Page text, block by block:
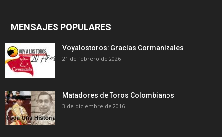
MENSAJES POPULARES
Voyalostoros: Gracias Cormanizales
21 de febrero de 2026
Matadores de Toros Colombianos
3 de diciembre de 2016